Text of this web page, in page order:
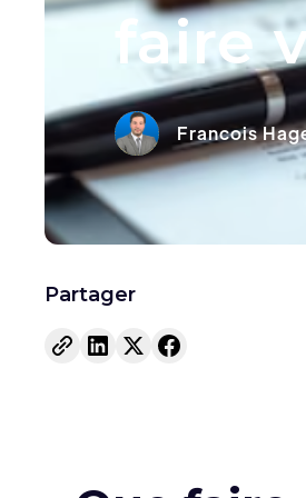
faire
Francois
Partager